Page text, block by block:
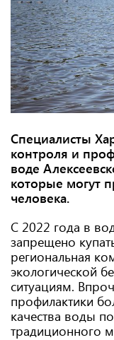
Специалисты
контроля и
воде
которые могут
человека.
С 2022 года в
запрещено
региональная
экологической
ситуациям.
профилактики
качества воды
традиционного